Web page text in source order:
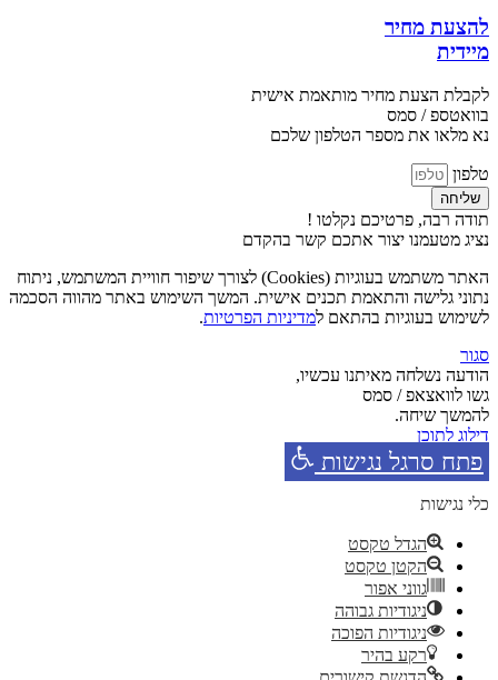
להצעת מחיר
מיידית
לקבלת הצעת מחיר מותאמת אישית
בוואטספ / סמס
נא מלאו את מספר הטלפון שלכם
טלפון
שליחה
תודה רבה, פרטיכם נקלטו !
נציג מטעמנו יצור אתכם קשר בהקדם
האתר משתמש בעוגיות (Cookies) לצורך שיפור חוויית המשתמש, ניתוח
נתוני גלישה והתאמת תכנים אישית. המשך השימוש באתר מהווה הסכמה
לשימוש בעוגיות בהתאם למדיניות הפרטיות.
סגור
הודעה נשלחה מאיתנו עכשיו,
גשו לוואצאפ / סמס
להמשך שיחה.
דילוג לתוכן
פתח סרגל נגישות
כלי נגישות
הגדל טקסט
הקטן טקסט
גווני אפור
ניגודיות גבוהה
ניגודיות הפוכה
רקע בהיר